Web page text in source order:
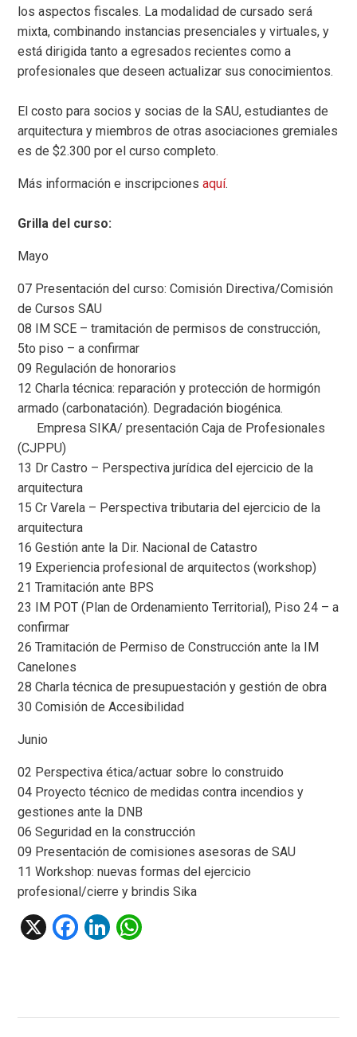
los aspectos fiscales. La modalidad de cursado será
mixta, combinando instancias presenciales y virtuales, y
está dirigida tanto a egresados recientes como a
profesionales que deseen actualizar sus conocimientos.
El costo para socios y socias de la SAU, estudiantes de
arquitectura y miembros de otras asociaciones gremiales
es de $2.300 por el curso completo.​
Más información e inscripcionesaquí.
Grilla del curso:
Mayo
07 Presentación del curso: Comisión Directiva/Comisión
de Cursos SAU
08 IM SCE – tramitación de permisos de construcción,
5to piso – a confirmar
09 Regulación de honorarios
12 Charla técnica: reparación y protección de hormigón
armado (carbonatación). Degradación biogénica.
Empresa SIKA/ presentación Caja de Profesionales
(CJPPU)
13 Dr Castro – Perspectiva jurídica del ejercicio de la
arquitectura
15 Cr Varela – Perspectiva tributaria del ejercicio de la
arquitectura
16 Gestión ante la Dir. Nacional de Catastro
19 Experiencia profesional de arquitectos (workshop)
21 Tramitación ante BPS
23 IM POT (Plan de Ordenamiento Territorial), Piso 24 – a
confirmar
26 Tramitación de Permiso de Construcción ante la IM
Canelones
28 Charla técnica de presupuestación y gestión de obra
30 Comisión de Accesibilidad
Junio
02 Perspectiva ética/actuar sobre lo construido
04 Proyecto técnico de medidas contra incendios y
gestiones ante la DNB
06 Seguridad en la construcción
09 Presentación de comisiones asesoras de SAU
11 Workshop: nuevas formas del ejercicio
profesional/cierre y brindis Sika
X
F
Li